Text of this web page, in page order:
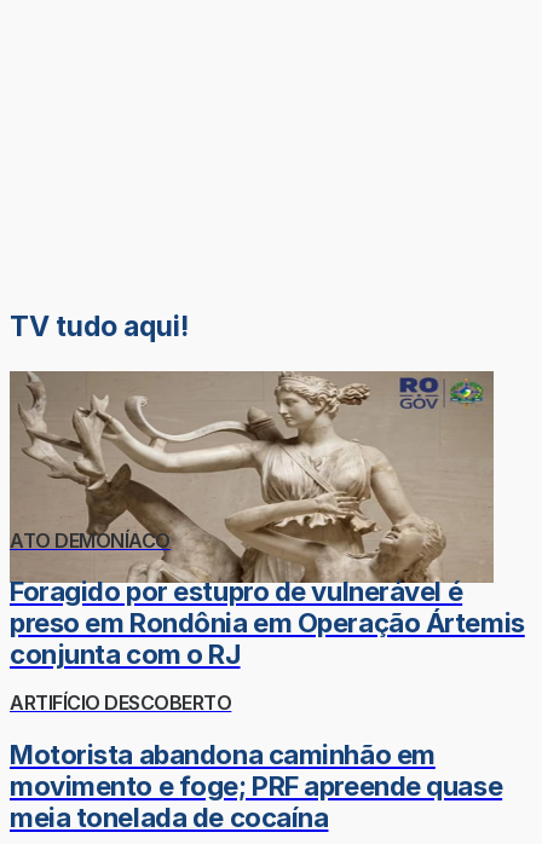
TV tudo aqui!
ATO DEMONÍACO
Foragido por estupro de vulnerável é
preso em Rondônia em Operação Ártemis
conjunta com o RJ
ARTIFÍCIO DESCOBERTO
Motorista abandona caminhão em
movimento e foge; PRF apreende quase
meia tonelada de cocaína